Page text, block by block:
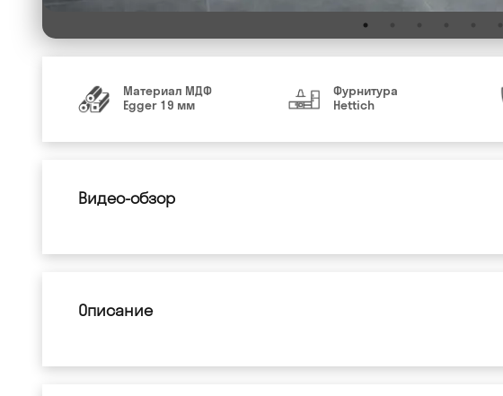
Материал МДФ
Egger 19 мм
Фурнитура
Hettich
Видео-обзор
Описание